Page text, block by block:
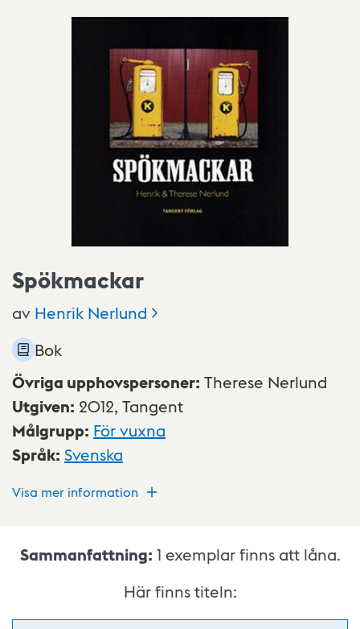
Spökmackar
av Henrik Nerlund
Bok
Övriga upphovspersoner: Therese Nerlund
Utgiven: 2012, Tangent
Målgrupp: För vuxna
Språk: Svenska
Visa mer information
Sammanfattning: 1 exemplar finns att låna.
Här finns titeln: